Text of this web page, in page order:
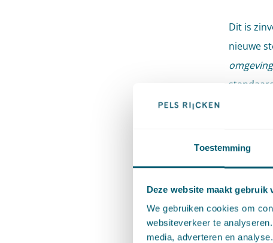
Toestemming
Deze website maakt gebruik
We gebruiken cookies om
websiteverkeer te
media, adverteren en
Dit is
nieuwe
Vindhier